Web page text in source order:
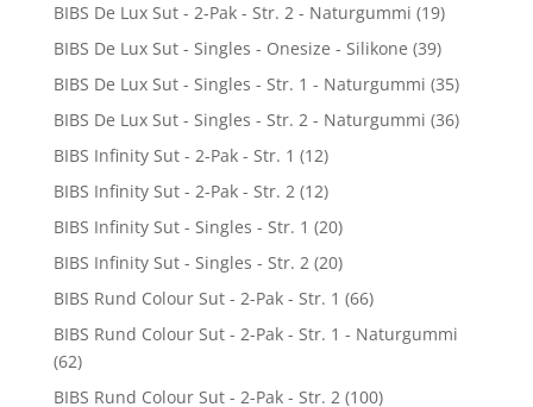
BIBS De Lux Sut - 2-Pak - Str. 2 - Naturgummi (19)
BIBS De Lux Sut - Singles - Onesize - Silikone (39)
BIBS De Lux Sut - Singles - Str. 1 - Naturgummi (35)
BIBS De Lux Sut - Singles - Str. 2 - Naturgummi (36)
BIBS Infinity Sut - 2-Pak - Str. 1 (12)
BIBS Infinity Sut - 2-Pak - Str. 2 (12)
BIBS Infinity Sut - Singles - Str. 1 (20)
BIBS Infinity Sut - Singles - Str. 2 (20)
BIBS Rund Colour Sut - 2-Pak - Str. 1 (66)
BIBS Rund Colour Sut - 2-Pak - Str. 1 - Naturgummi
(62)
BIBS Rund Colour Sut - 2-Pak - Str. 2 (100)